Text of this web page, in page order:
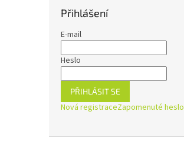
Přihlášení
E-mail
Heslo
PŘIHLÁSIT SE
Nová registraceZapomenuté heslo